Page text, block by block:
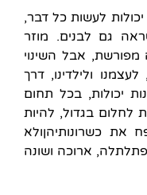
לעשות כל דבר,
גם לבנים. מוזר
מפורשת, אבל השינוי
ולילדינו, דרך
יכולות, בכל תחום
לחלום בגדול, להיות
את כשרונותיהןולא
ארוכה ושונה